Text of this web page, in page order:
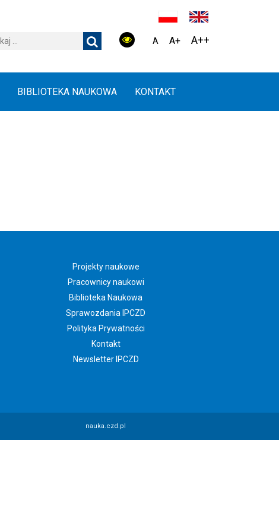
A A+ A++
BIBLIOTEKA NAUKOWA KONTAKT
Projekty naukowe
Pracownicy naukowi
Biblioteka Naukowa
Sprawozdania IPCZD
Polityka Prywatności
Kontakt
Newsletter IPCZD
nauka.czd.pl